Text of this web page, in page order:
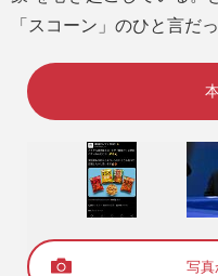
「スコーン」のひと言だっ
写真